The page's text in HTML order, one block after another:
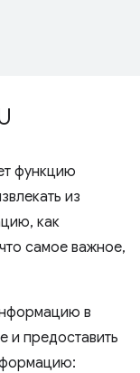
функцию
из
как
самое важное,
в
и предоставить